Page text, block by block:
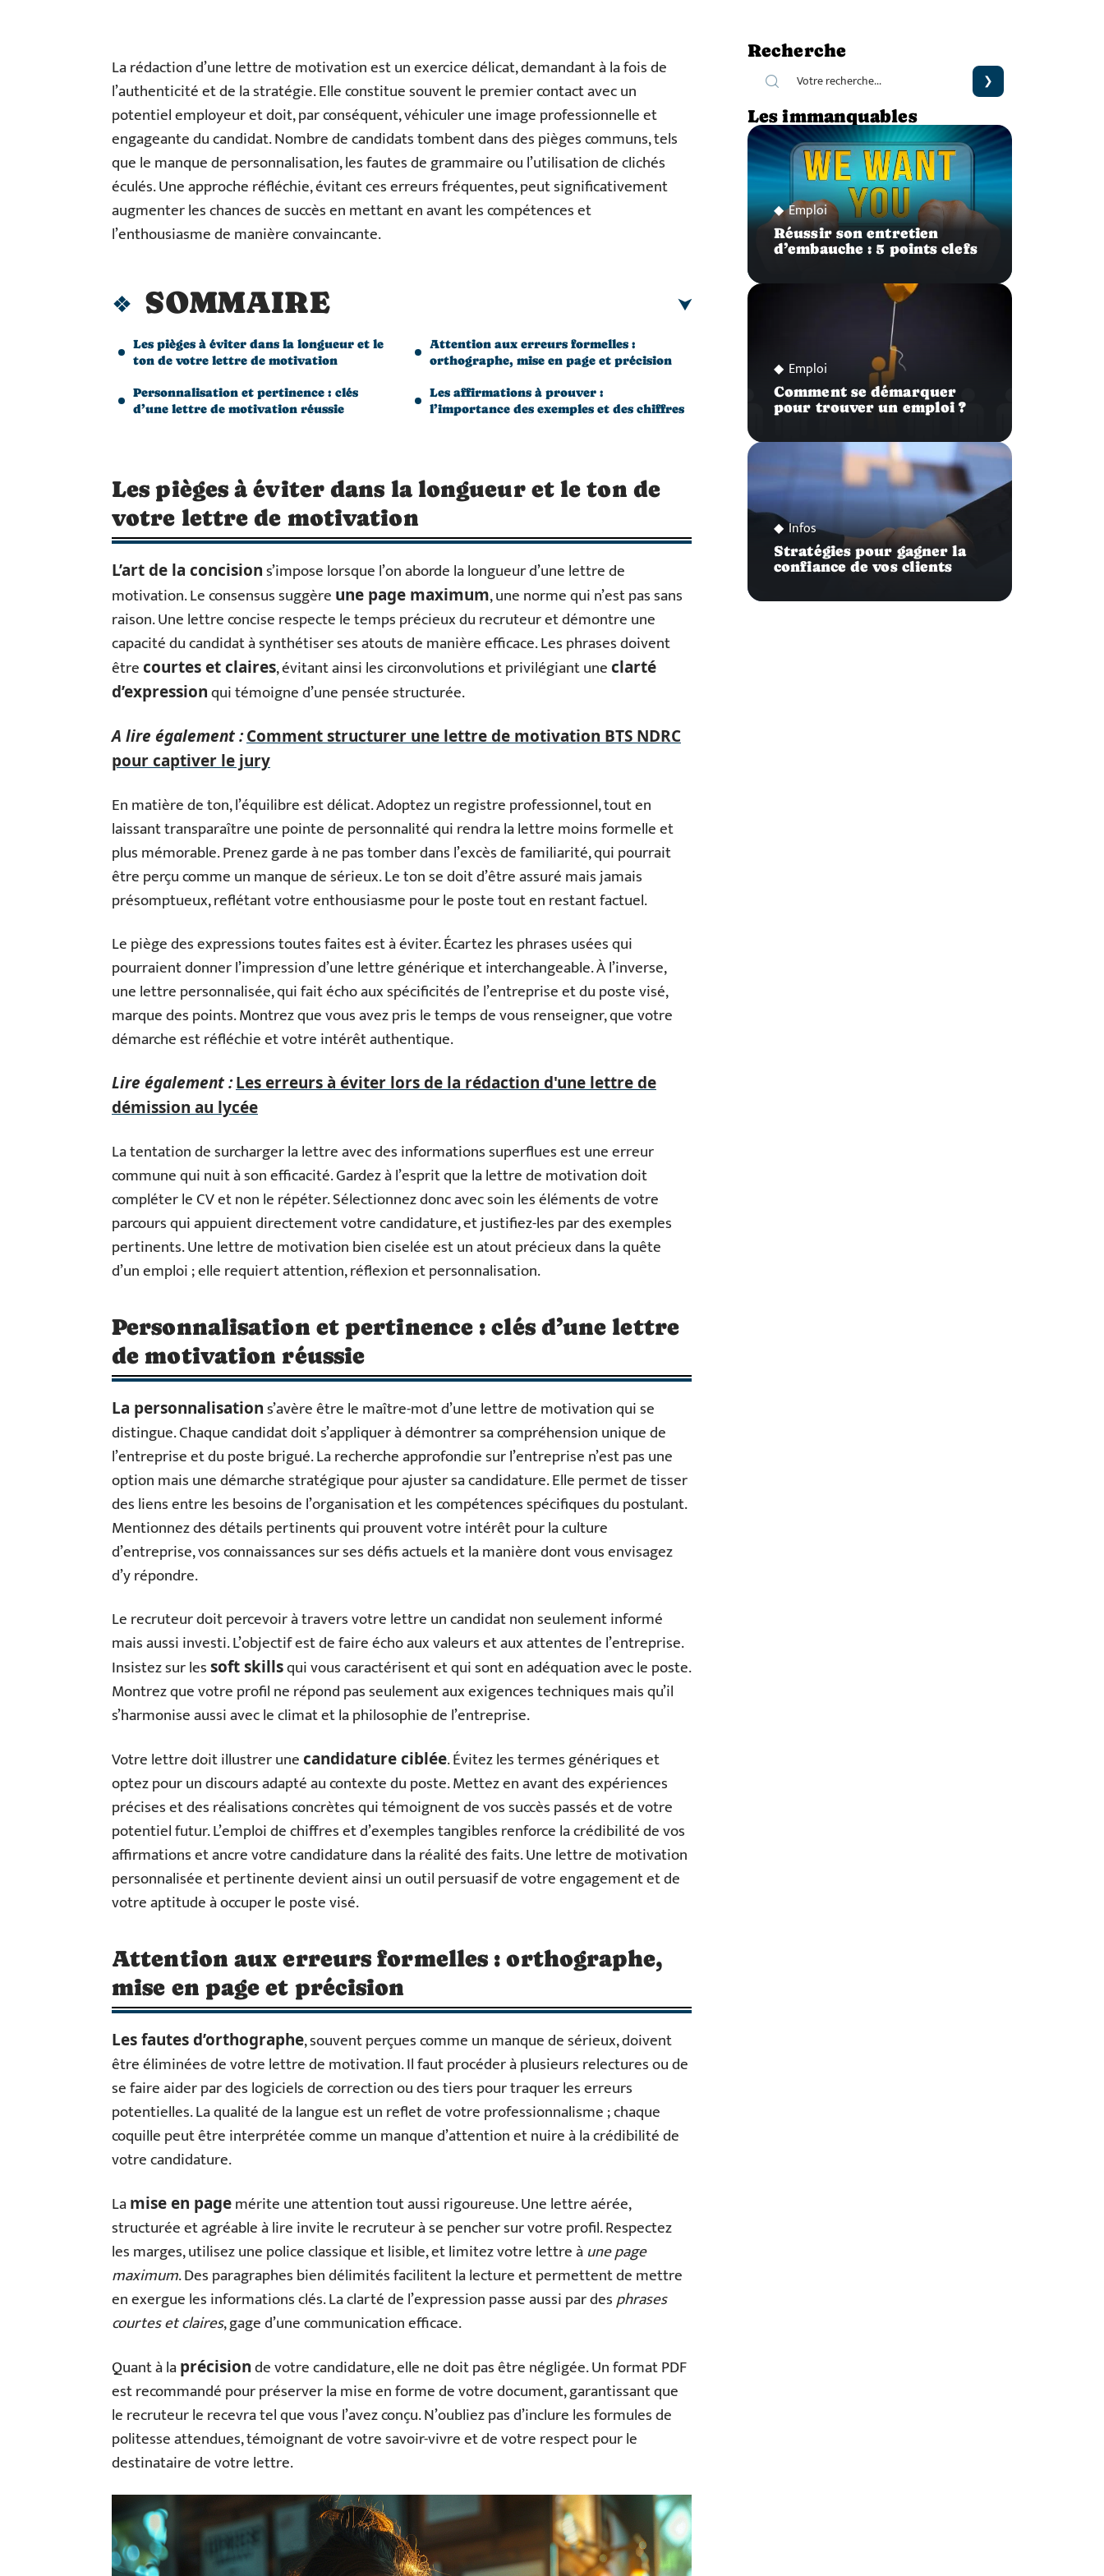
La rédaction d’une lettre de motivation est un exercice délicat, demandant à la fois de
l’authenticité et de la stratégie. Elle constitue souvent le premier contact avec un
potentiel employeur et doit, par conséquent, véhiculer une image professionnelle et
engageante du candidat. Nombre de candidats tombent dans des pièges communs, tels
que le manque de personnalisation, les fautes de grammaire ou l’utilisation de clichés
éculés. Une approche réfléchie, évitant ces erreurs fréquentes, peut significativement
augmenter les chances de succès en mettant en avant les compétences et
l’enthousiasme de manière convaincante.
SOMMAIRE
Les pièges à éviter dans la longueur et le
ton de votre lettre de motivation
Personnalisation et pertinence : clés
d’une lettre de motivation réussie
Attention aux erreurs formelles :
orthographe, mise en page et précision
Les affirmations à prouver :
l’importance des exemples et des chiffres
Les pièges à éviter dans la longueur et le ton de
votre lettre de motivation
L’art de la concisions’impose lorsque l’on aborde la longueur d’une lettre de
motivation. Le consensus suggère une page maximum, une norme qui n’est pas sans
raison. Une lettre concise respecte le temps précieux du recruteur et démontre une
capacité du candidat à synthétiser ses atouts de manière efficace. Les phrases doivent
êtrecourtes et claires, évitant ainsi les circonvolutions et privilégiant uneclarté
d’expressionqui témoigne d’une pensée structurée.
A lire également :Comment structurer une lettre de motivation BTS NDRC
pour captiver le jury
En matière de ton, l’équilibre est délicat. Adoptez un registre professionnel, tout en
laissant transparaître une pointe de personnalité qui rendra la lettre moins formelle et
plus mémorable. Prenez garde à ne pas tomber dans l’excès de familiarité, qui pourrait
être perçu comme un manque de sérieux. Le ton se doit d’être assuré mais jamais
présomptueux, reflétant votre enthousiasme pour le poste tout en restant factuel.
Le piège des expressions toutes faites est à éviter. Écartez les phrases usées qui
pourraient donner l’impression d’une lettre générique et interchangeable. À l’inverse,
une lettre personnalisée, qui fait écho aux spécificités de l’entreprise et du poste visé,
marque des points. Montrez que vous avez pris le temps de vous renseigner, que votre
démarche est réfléchie et votre intérêt authentique.
Lire également :Les erreurs à éviter lors de la rédaction d'une lettre de
démission au lycée
La tentation de surcharger la lettre avec des informations superflues est une erreur
commune qui nuit à son efficacité. Gardez à l’esprit que la lettre de motivation doit
compléter le CV et non le répéter. Sélectionnez donc avec soin les éléments de votre
parcours qui appuient directement votre candidature, et justifiez-les par des exemples
pertinents. Une lettre de motivation bien ciselée est un atout précieux dans la quête
d’un emploi ; elle requiert attention, réflexion et personnalisation.
Personnalisation et pertinence : clés d’une lettre
de motivation réussie
La personnalisations’avère être le maître-mot d’une lettre de motivation qui se
distingue. Chaque candidat doit s’appliquer à démontrer sa compréhension unique de
l’entreprise et du poste brigué. La recherche approfondie sur l’entreprise n’est pas une
option mais une démarche stratégique pour ajuster sa candidature. Elle permet de tisser
des liens entre les besoins de l’organisation et les compétences spécifiques du postulant.
Mentionnez des détails pertinents qui prouvent votre intérêt pour la culture
d’entreprise, vos connaissances sur ses défis actuels et la manière dont vous envisagez
d’y répondre.
Le recruteur doit percevoir à travers votre lettre un candidat non seulement informé
mais aussi investi. L’objectif est de faire écho aux valeurs et aux attentes de l’entreprise.
Insistez sur lessoft skillsqui vous caractérisent et qui sont en adéquation avec le poste.
Montrez que votre profil ne répond pas seulement aux exigences techniques mais qu’il
s’harmonise aussi avec le climat et la philosophie de l’entreprise.
Votre lettre doit illustrer unecandidature ciblée. Évitez les termes génériques et
optez pour un discours adapté au contexte du poste. Mettez en avant des expériences
précises et des réalisations concrètes qui témoignent de vos succès passés et de votre
potentiel futur. L’emploi de chiffres et d’exemples tangibles renforce la crédibilité de vos
affirmations et ancre votre candidature dans la réalité des faits. Une lettre de motivation
personnalisée et pertinente devient ainsi un outil persuasif de votre engagement et de
votre aptitude à occuper le poste visé.
Attention aux erreurs formelles : orthographe,
mise en page et précision
Les fautes d’orthographe, souvent perçues comme un manque de sérieux, doivent
être éliminées de votre lettre de motivation. Il faut procéder à plusieurs relectures ou de
se faire aider par des logiciels de correction ou des tiers pour traquer les erreurs
potentielles. La qualité de la langue est un reflet de votre professionnalisme ; chaque
coquille peut être interprétée comme un manque d’attention et nuire à la crédibilité de
votre candidature.
Lamise en pagemérite une attention tout aussi rigoureuse. Une lettre aérée,
structurée et agréable à lire invite le recruteur à se pencher sur votre profil. Respectez
les marges, utilisez une police classique et lisible, et limitez votre lettre àune page
maximum. Des paragraphes bien délimités facilitent la lecture et permettent de mettre
en exergue les informations clés. La clarté de l’expression passe aussi par desphrases
courtes et claires, gage d’une communication efficace.
Quant à laprécisionde votre candidature, elle ne doit pas être négligée. Un format PDF
est recommandé pour préserver la mise en forme de votre document, garantissant que
le recruteur le recevra tel que vous l’avez conçu. N’oubliez pas d’inclure les formules de
politesse attendues, témoignant de votre savoir-vivre et de votre respect pour le
destinataire de votre lettre.
Recherche
Les immanquables
Emploi
Réussir son entretien
d’embauche : 5 points clefs
Emploi
Comment se démarquer
pour trouver un emploi ?
Infos
Stratégies pour gagner la
confiance de vos clients